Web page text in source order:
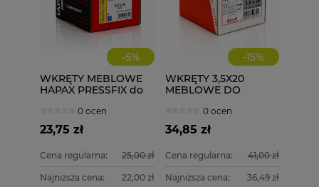
-5%
WKRĘTY MEBLOWE
HAPAX PRESSFIX do
3,5x30 200 szt.
ściągające
0 ocen
23,75 zł
Cena regularna: 25,00 zł
Najniższa cena: 22,00 zł
-15%
WKRĘTY 3,5X20
MEBLOWE DO
0 ocen
34,85 zł
Cena regularna: 41,00 zł
Najniższa cena: 36,49 zł